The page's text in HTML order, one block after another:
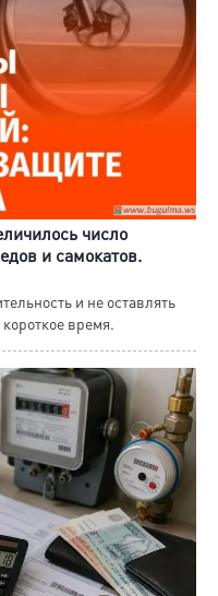
число
и самокатов.
и не оставлять
время.